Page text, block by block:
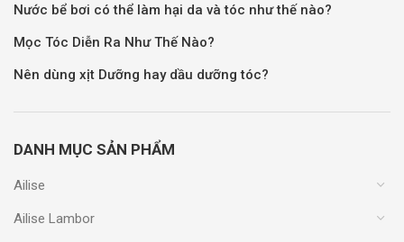
Nước bể bơi có thể làm hại da và tóc như thế nào?
Mọc Tóc Diễn Ra Như Thế Nào?
Nên dùng xịt Dưỡng hay dầu dưỡng tóc?
DANH MỤC SẢN PHẨM
Ailise
Ailise Lambor